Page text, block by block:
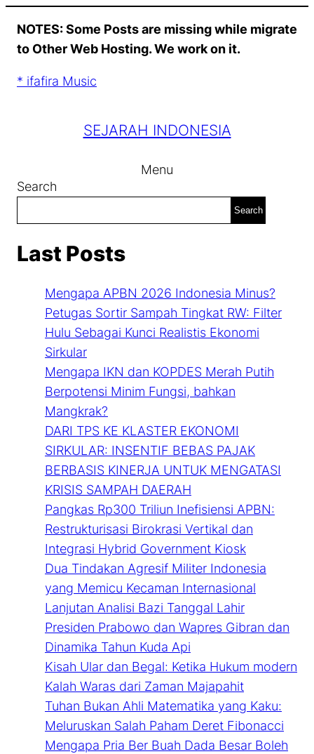
content
NOTES: Some Posts are missing while migrate
to Other Web Hosting. We work on it.
* ifafira Music
SEJARAH INDONESIA
Menu
Search
Search
Last Posts
Mengapa APBN 2026 Indonesia Minus?
Petugas Sortir Sampah Tingkat RW: Filter
Hulu Sebagai Kunci Realistis Ekonomi
Sirkular
Mengapa IKN dan KOPDES Merah Putih
Berpotensi Minim Fungsi, bahkan
Mangkrak?
DARI TPS KE KLASTER EKONOMI
SIRKULAR: INSENTIF BEBAS PAJAK
BERBASIS KINERJA UNTUK MENGATASI
KRISIS SAMPAH DAERAH
Pangkas Rp300 Triliun Inefisiensi APBN:
Restrukturisasi Birokrasi Vertikal dan
Integrasi Hybrid Government Kiosk
Dua Tindakan Agresif Militer Indonesia
yang Memicu Kecaman Internasional
Lanjutan Analisi Bazi Tanggal Lahir
Presiden Prabowo dan Wapres Gibran dan
Dinamika Tahun Kuda Api
Kisah Ular dan Begal: Ketika Hukum modern
Kalah Waras dari Zaman Majapahit
Tuhan Bukan Ahli Matematika yang Kaku:
Meluruskan Salah Paham Deret Fibonacci
Mengapa Pria Ber Buah Dada Besar Boleh